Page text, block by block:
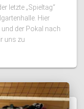
letzte „Spieltag“
Hier
der Pokal nach
uns zu